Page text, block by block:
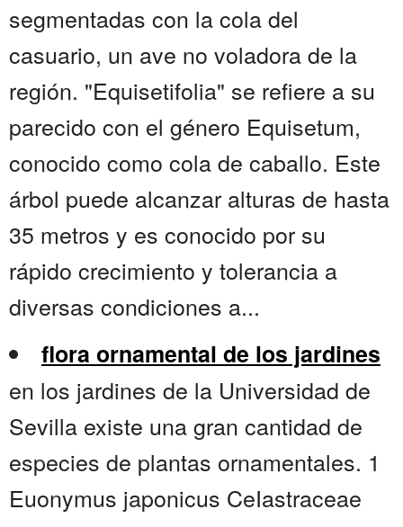
segmentadas con la cola del
casuario, un ave no voladora de la
región. "Equisetifolia" se refiere a su
parecido con el género Equisetum,
conocido como cola de caballo. Este
árbol puede alcanzar alturas de hasta
35 metros y es conocido por su
rápido crecimiento y tolerancia a
diversas condiciones a...
flora ornamental de los jardines
en los jardines de la Universidad de
Sevilla existe una gran cantidad de
especies de plantas ornamentales. 1
Euonymus japonicus CeIastraceae